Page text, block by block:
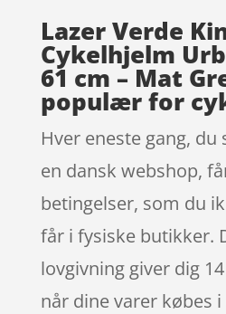
Lazer Verde
Cykelhjelm
61 cm – Mat
populær for
Hver eneste gang,
en dansk webshop,
betingelser, som du
får i fysiske butikker.
lovgivning giver dig
når dine varer købes